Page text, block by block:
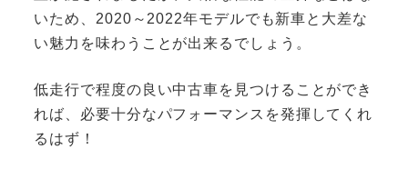
いため、2020～2022年モデルでも新車と大差な
い魅力を味わうことが出来るでしょう。
低走行で程度の良い中古車を見つけることができ
れば、必要十分なパフォーマンスを発揮してくれ
るはず！